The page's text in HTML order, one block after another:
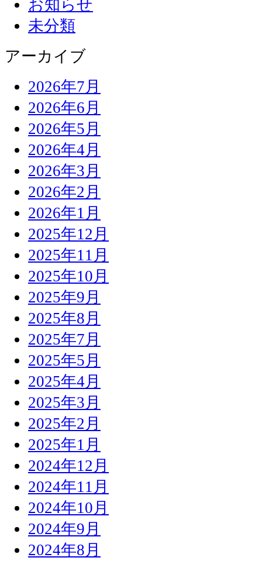
お知らせ
未分類
アーカイブ
2026年7月
2026年6月
2026年5月
2026年4月
2026年3月
2026年2月
2026年1月
2025年12月
2025年11月
2025年10月
2025年9月
2025年8月
2025年7月
2025年5月
2025年4月
2025年3月
2025年2月
2025年1月
2024年12月
2024年11月
2024年10月
2024年9月
2024年8月